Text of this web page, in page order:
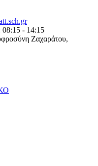
08:15 - 14:15
Ζαχαράτου,